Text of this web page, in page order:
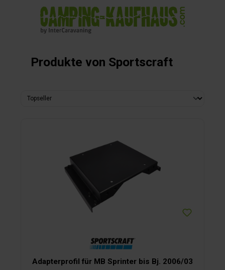
springen
Produkte von Sportscraft
Adapterprofil für MB Sprinter bis Bj. 2006/03